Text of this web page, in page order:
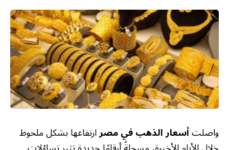
واصلتأسعار الذهب في مصرارتفاعها بشكل ملحوظ